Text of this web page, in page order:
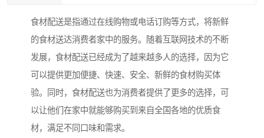
食材配送是指通过在线购物或电话订购等方式，将新鲜
的食材送达消费者家中的服务。随着互联网技术的不断
发展，食材配送已经成为了越来越多人的选择，因为它
可以提供更加便捷、快速、安全、新鲜的食材购买体
验。同时，食材配送也为消费者提供了更多的选择，可
以让他们在家中就能够购买到来自全国各地的优质食
材，满足不同口味和需求。